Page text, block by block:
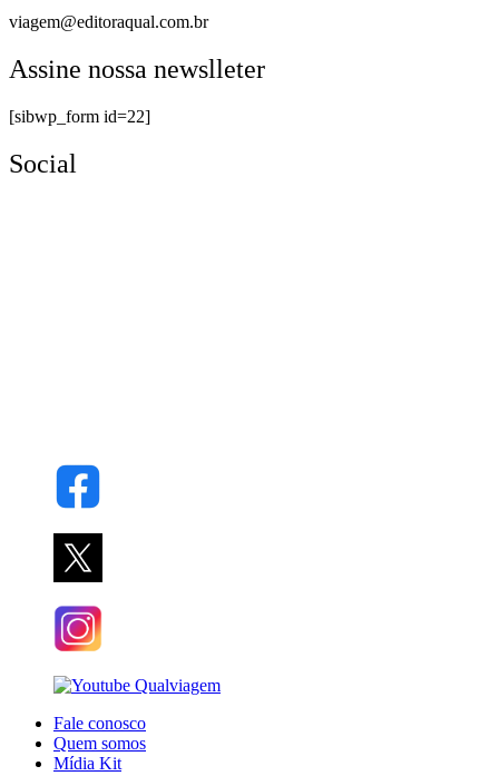
viagem@editoraqual.com.br
Assine nossa newslleter
[sibwp_form id=22]
Social
Fale conosco
Quem somos
Mídia Kit